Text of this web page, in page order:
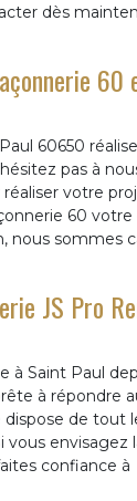
dès
60
60650
pas à
votre
60
nous sommes
JS Pro
à Saint Paul
à répondre
dispose de tout
vous envisagez
confiance à